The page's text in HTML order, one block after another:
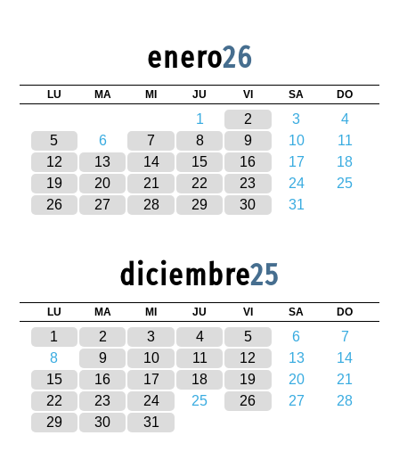
enero26
LU MA MI JU VI SA DO
1 2 3
4
5
6 7 8 9 10
11
12
13 14 15 16 17
18
19
20 21 22 23 24
25
26
27 28 29 30 31
diciembre25
LU MA MI JU VI SA DO
1 2 3 4 5 6
7
8
9 10 11 12 13
14
15
16 17 18 19 20
21
22
23 24 25 26 27
28
29
30 31